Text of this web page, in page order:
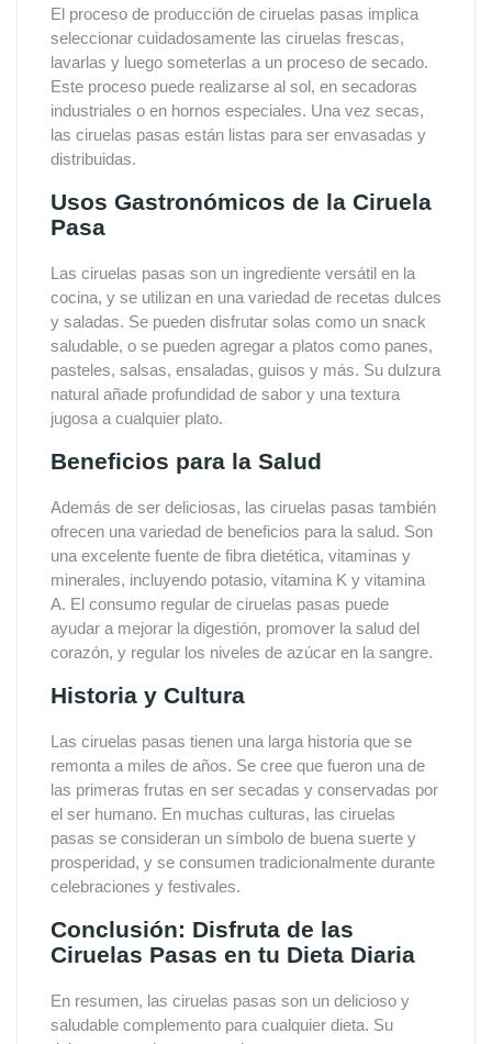
El proceso de producción de ciruelas pasas implica
seleccionar cuidadosamente las ciruelas frescas,
lavarlas y luego someterlas a un proceso de secado.
Este proceso puede realizarse al sol, en secadoras
industriales o en hornos especiales. Una vez secas,
las ciruelas pasas están listas para ser envasadas y
distribuidas.
Usos Gastronómicos de la Ciruela
Pasa
Las ciruelas pasas son un ingrediente versátil en la
cocina, y se utilizan en una variedad de recetas dulces
y saladas. Se pueden disfrutar solas como un snack
saludable, o se pueden agregar a platos como panes,
pasteles, salsas, ensaladas, guisos y más. Su dulzura
natural añade profundidad de sabor y una textura
jugosa a cualquier plato.
Beneficios para la Salud
Además de ser deliciosas, las ciruelas pasas también
ofrecen una variedad de beneficios para la salud. Son
una excelente fuente de fibra dietética, vitaminas y
minerales, incluyendo potasio, vitamina K y vitamina
A. El consumo regular de ciruelas pasas puede
ayudar a mejorar la digestión, promover la salud del
corazón, y regular los niveles de azúcar en la sangre.
Historia y Cultura
Las ciruelas pasas tienen una larga historia que se
remonta a miles de años. Se cree que fueron una de
las primeras frutas en ser secadas y conservadas por
el ser humano. En muchas culturas, las ciruelas
pasas se consideran un símbolo de buena suerte y
prosperidad, y se consumen tradicionalmente durante
celebraciones y festivales.
Conclusión: Disfruta de las
Ciruelas Pasas en tu Dieta Diaria
En resumen, las ciruelas pasas son un delicioso y
saludable complemento para cualquier dieta. Su